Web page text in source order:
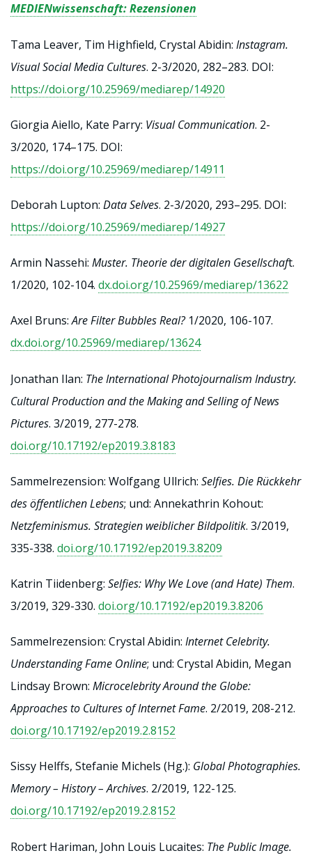
MEDIENwissenschaft: Rezensionen
Tama Leaver, Tim Highfield, Crystal Abidin: Instagram.
Visual Social Media Cultures. 2-3/2020, 282–283. DOI:
https://doi.org/10.25969/mediarep/14920
Giorgia Aiello, Kate Parry: Visual Communication. 2-
3/2020, 174–175. DOI:
https://doi.org/10.25969/mediarep/14911
Deborah Lupton: Data Selves. 2-3/2020, 293–295. DOI:
https://doi.org/10.25969/mediarep/14927
Armin Nassehi: Muster. Theorie der digitalen Gesellschaft.
1/2020, 102-104. dx.doi.org/10.25969/mediarep/13622
Axel Bruns:Are Filter Bubbles Real?1/2020, 106-107.
dx.doi.org/10.25969/mediarep/13624
Jonathan Ilan: The International Photojournalism Industry.
Cultural Production and the Making and Selling of News
Pictures. 3/2019, 277-278.
doi.org/10.17192/ep2019.3.8183
Sammelrezension: Wolfgang Ullrich: Selfies. Die Rückkehr
des öffentlichen Lebens; und: Annekathrin Kohout:
Netzfeminismus. Strategien weiblicher Bildpolitik. 3/2019,
335-338. doi.org/10.17192/ep2019.3.8209
Katrin Tiidenberg: Selfies: Why We Love (and Hate) Them.
3/2019, 329-330. doi.org/10.17192/ep2019.3.8206
Sammelrezension: Crystal Abidin: Internet Celebrity.
Understanding Fame Online; und: Crystal Abidin, Megan
Lindsay Brown: Microcelebrity Around the Globe:
Approaches to Cultures of Internet Fame. 2/2019, 208-212.
doi.org/10.17192/ep2019.2.8152
Sissy Helffs, Stefanie Michels (Hg.): Global Photographies.
Memory – History – Archives. 2/2019, 122-125.
doi.org/10.17192/ep2019.2.8152
Robert Hariman, John Louis Lucaites: The Public Image.